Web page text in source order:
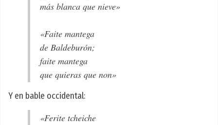
más blanca que nieve»
«Faite mantega
de Baldeburón;
faite mantega
que quieras que non»
Y en bable occidental:
«Ferite tcheiche